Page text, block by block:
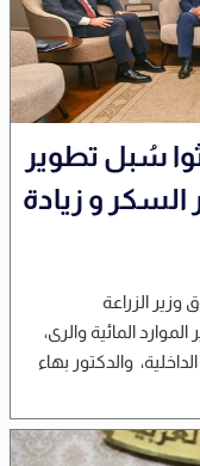
سُبل تطوير
و زيادة
الزراعة
المائية والرى،
والدكتور بهاء